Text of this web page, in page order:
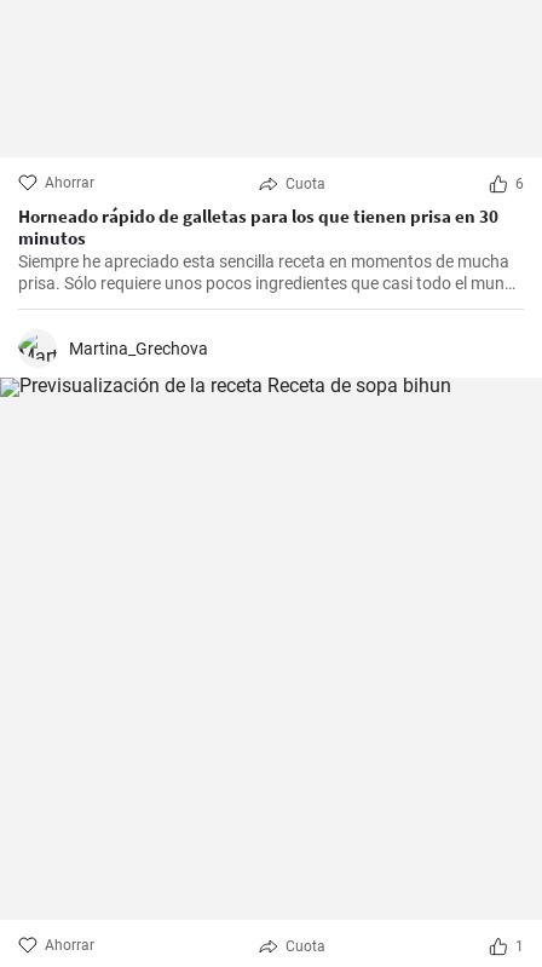
Ahorrar Cuota 6
Horneado rápido de galletas para los que tienen prisa en 30
minutos
Siempre he apreciado esta sencilla receta en momentos de mucha
prisa. Sólo requiere unos pocos ingredientes que casi todo el mundo
tiene en casa, y en apenas 30 minutos puedes estar disfrutando de
sabor dulce, siempre eran un éxito para las visitas improvisadas y
Martina_Grechova
Ahorrar Cuota 1